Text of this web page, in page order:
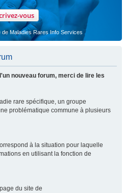
vous
Maladies Rares Info Services
nouveau forum, merci de lire les
rare spécifique, un groupe
problématique commune à plusieurs
à la situation pour laquelle
en utilisant la fonction de
du site de